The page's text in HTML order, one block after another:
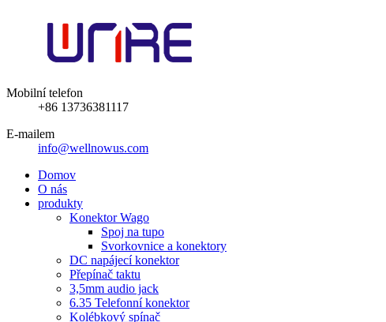
Mobilní telefon
+86 13736381117
E-mailem
info@wellnowus.com
Domov
O nás
produkty
Konektor Wago
Spoj na tupo
Svorkovnice a konektory
DC napájecí konektor
Přepínač taktu
3,5mm audio jack
6.35 Telefonní konektor
Kolébkový spínač